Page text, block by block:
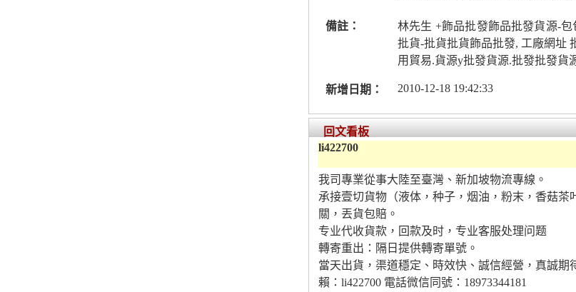
備註：
林先生 +飾品批發飾品批發貨源-
批貨-批貨批貨飾品批發, 工廠網址
用貿易.貨源y批發貨源.批發批發貨
新增日期： 2010-12-18 19:42:33
回文看板
li422700
我司專業從事大陸至臺灣、新加坡物流專線。
承接壹切貨物（液体，种子，烟油，粉末，香菇
關，丟貨包賠。
专业代收貨款，回款及时，专业客服处理问题
轉寄重出：隔日提供轉寄單號。
當天出貨，渠道穩定、時效快、誠信經營，真誠期
賴：li422700 電話微信同號：18973344181